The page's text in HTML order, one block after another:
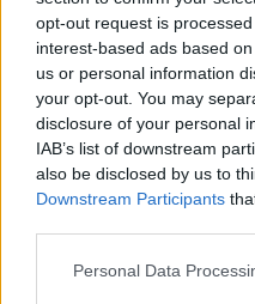
opt-out request is
interest-based ads based
us or personal information
your opt-out. You may
disclosure of your personal
IAB’s list of downstream
also be disclosed by us to
Downstream Participants
Personal Data
Afati për konstituimin
përfundon sonte,
Ramabaja: LDK-ja po
synon presidencën,
ndërsa opozita po
institucionet